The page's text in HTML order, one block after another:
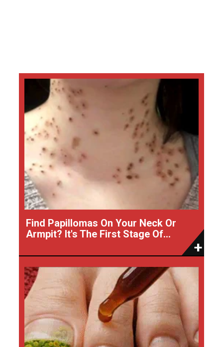
Find Papillomas On Your Neck Or
Armpit? It's The First Stage Of...